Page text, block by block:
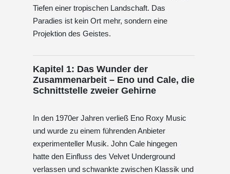
Tiefen einer tropischen Landschaft. Das
Paradies ist kein Ort mehr, sondern eine
Projektion des Geistes.
Kapitel 1: Das Wunder der
Zusammenarbeit – Eno und Cale, die
Schnittstelle zweier Gehirne
In den 1970er Jahren verließ Eno Roxy Music
und wurde zu einem führenden Anbieter
experimenteller Musik. John Cale hingegen
hatte den Einfluss des Velvet Underground
verlassen und schwankte zwischen Klassik und